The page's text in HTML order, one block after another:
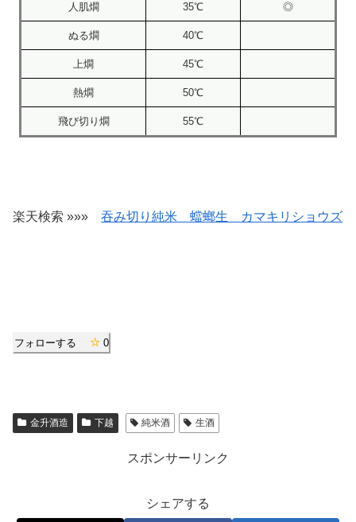
人肌燗 35℃ ◎
ぬる燗 40℃
上燗 45℃
熱燗 50℃
飛び切り燗 55℃
楽天検索 »»» 吞み切り純米 蟷螂生 カマキリショウズ
フォローする 0
金升酒造 下越 純米酒 生酒
スポンサーリンク
シェアする